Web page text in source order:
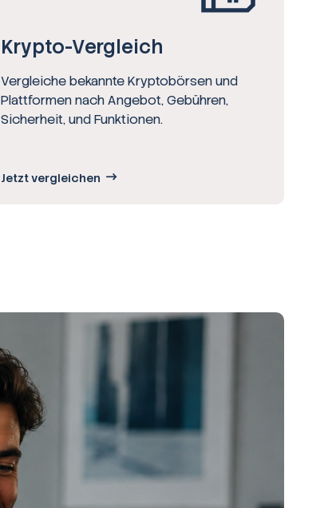
Krypto-Vergleich
Vergleiche bekannte Kryptobörsen und
Plattformen nach Angebot, Gebühren,
Sicherheit, und Funktionen.
Jetzt vergleichen